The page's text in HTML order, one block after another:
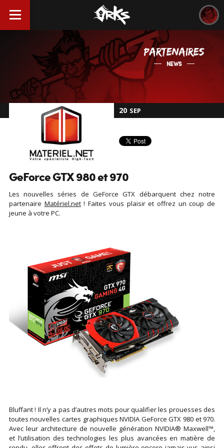
PARTENAIRES
NEWS
20 SEP
GeForce GTX 980 et 970
Les nouvelles séries de GeForce GTX débarquent chez notre
partenaire Matériel.net! Faites vous plaisir et offrez un coup de
jeune à votre PC.
Bluffant ! Il n’y a pas d’autres mots pour qualifier les prouesses des
toutes nouvelles cartes graphiques NVIDIA GeForce GTX 980 et 970.
Avec leur architecture de nouvelle génération NVIDIA® Maxwell™,
et l’utilisation des technologies les plus avancées en matière de